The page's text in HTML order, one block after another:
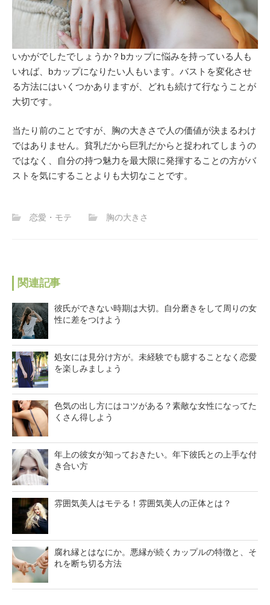
いかがでしたでしょうか？bカップに悩みを持っている人も
いれば、bカップになりたい人もいます。バストを変化させ
る方法にはいくつかありますが、どれも続けて行なうことが
大切です。
当たり前のことですが、胸の大きさで人の価値が決まるわけ
ではありません。貧乳だから巨乳だからと捉われてしまうの
ではなく、自分の持つ魅力を最大限に発揮することの方がバ
ストを気にすることよりも大切なことです。
恋愛・モテ 胸の大きさ
関連記事
彼氏ができない時期は大切。自分磨きをして周りの女
性に差をつけよう
処女には見分け方が。未経験でも臆することなく恋愛
を楽しみましょう
色気の出し方にはコツがある？素敵な女性になってた
くさん得しよう
年上の彼女が知っておきたい。年下彼氏との上手な付
き合い方
雰囲気美人はモテる！雰囲気美人の正体とは？
腐れ縁とはなにか。悪縁が続くカップルの特徴と、そ
れを断ち切る方法